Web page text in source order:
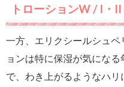
トローションW / I・
一方、エリクシールシュ
ョンは特に保湿が気にな
で、わき上がるようなハ